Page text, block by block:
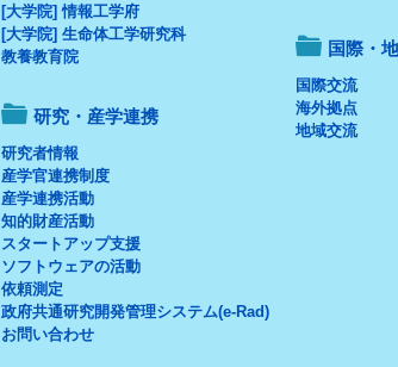
[大学院] 情報工学府
[大学院] 生命体工学研究科
教養教育院
研究・産学連携
研究者情報
産学官連携制度
産学連携活動
知的財産活動
スタートアップ支援
ソフトウェアの活動
依頼測定
政府共通研究開発管理システム(e-Rad)
お問い合わせ
国際・
国際交流
海外拠点
地域交流